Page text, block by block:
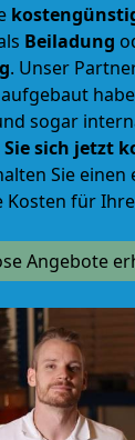
Beiladung
. Unser
sogar
Sie sich jetzt
Sie einen
Kosten für
Angebote